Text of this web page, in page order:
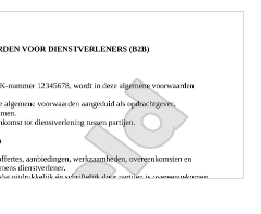
Dienstverlening